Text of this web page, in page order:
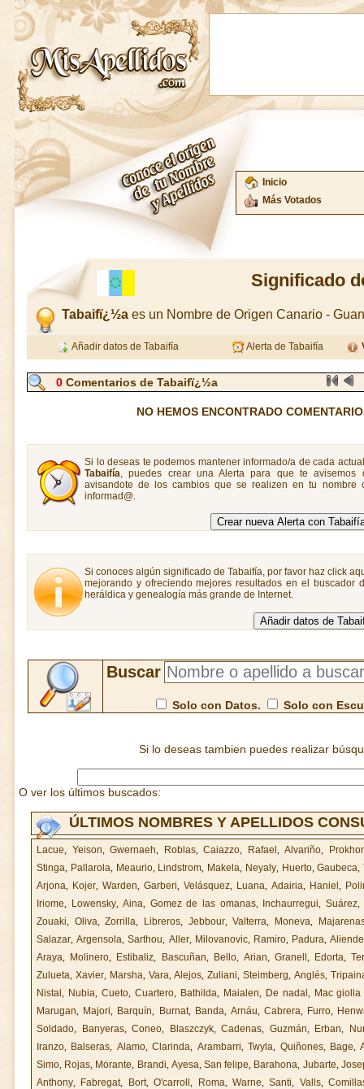
Inicio
Más Votados
Significado
Tabaifï¿½a es un Nombre de Origen Canario -
Añadir datos de Tabaifía Alerta de Tabaifía
0 Comentarios de Tabaifï¿½a
NO HEMOS ENCONTRADO
Si lo deseas te podemos mantener informado/a de cada
Tabaifía, puedes crear una Alerta para que te avisemos
avisandote de los cambios que se realizen en tu
informad@.
Si conoces algún significado de Tabaifía, por favor haz click
mejorando y ofreciendo mejores resultados en el buscador
heráldica y genealogía más grande de Internet.
Buscar
Solo con Datos. Solo con
Si lo deseas tambien puedes realizar
O ver los últimos buscados:
ÚLTIMOS NOMBRES Y APELLIDOS
Lacue, Yeison,Gwernaeh, Roblas,Caiazzo, Rafael ,Alvariño,
Stinga, Pallarola, Meaurio, Lindstrom, Makela, Neyaly, Huerto,Gaubeca,
Arjona, Kojer, Warden, Garberi, Velásquez, Luana, Adairia, Haniel ,
Iriome, Lowensky,Aina, Gomez de las omanas, Inchaurregui, Suárez,
Zouaki, Oliva,Zorrilla, Libreros, Jebbour,Valterra, Moneva,
Salazar,Argensola,Sarthou, Aller, Milovanovic, Ramiro, Padura,Aliende
Araya, Molinero, Estibaliz, Bascuñan, Bello, Arian,Granell, Edorta,
Zulueta, Xavier, Marsha, Vara,Alejos,Zuliani,Steimberg, Anglés,
Nistal , Nubia, Cueto, Cuartero, Bathilda, Maialen, De nadal , Mac
Marugan, Majori, Barquín, Burnat, Banda, Arnáu,Cabrera, Furro,
Soldado, Banyeras,Coneo, Blaszczyk,Cadenas, Guzmán, Erban,
Iranzo, Balseras, Alamo,Clarinda, Arambarri,Twyla, Quiñones, Bage,
Simo, Rojas, Morante, Brandi, Ayesa,San felipe, Barahona, Jubarte,
Anthony, Fabregat, Bort,O'carroll, Roma, Warne,Santi, Valls,